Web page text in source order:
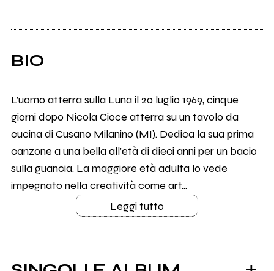
BIO
L’uomo atterra sulla Luna il 20 luglio 1969, cinque
giorni dopo Nicola Cioce atterra su un tavolo da
cucina di Cusano Milanino (MI). Dedica la sua prima
canzone a una bella all’età di dieci anni per un bacio
sulla guancia. La maggiore età adulta lo vede
impegnato nella creatività come art...
Leggi tutto